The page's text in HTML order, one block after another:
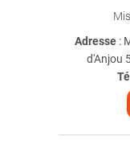
Adresse :
d'Anjou